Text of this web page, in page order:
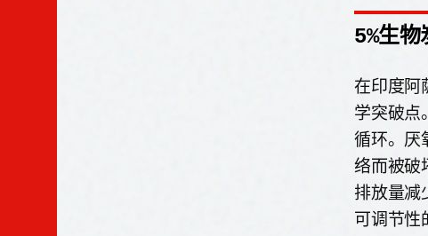
5%生
在印度阿
学突破点
循环。
络而被破
排放量减
可调节性